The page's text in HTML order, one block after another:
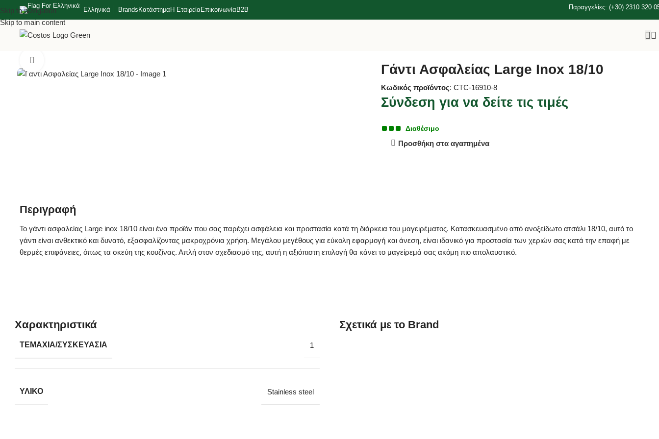
Skip to navigation
Skip to main content
Ελληνικά Brands Κατάστημα Η Εταιρεία Επικοινωνία B2B Παραγγελίες: (+30) 2310 320
Γάντι Ασφαλείας Large Inox 18/10
Κωδικός προϊόντος: CTC-16910-8
Σύνδεση για να δείτε τις τιμές
Διαθέσιμο
Προσθήκη στα αγαπημένα
Περιγραφή
Το γάντι ασφαλείας Large inox 18/10 είναι ένα προϊόν που σας παρέχει ασφάλεια και προστασία κατά τη διάρκεια του μαγειρέματος. Κατασκευασμένο από ανοξείδωτο ατσάλι 18/10, αυτό το
γάντι είναι ανθεκτικό και δυνατό, εξασφαλίζοντας μακροχρόνια χρήση. Μεγάλου μεγέθους για εύκολη εφαρμογή και άνεση, είναι ιδανικό για προστασία των χεριών σας κατά την επαφή με
θερμές επιφάνειες, όπως τα σκεύη της κουζίνας. Απλή στον σχεδιασμό της, αυτή η αξιόπιστη επιλογή θα κάνει το μαγείρεμά σας ακόμη πιο απολαυστικό.
Χαρακτηριστικά
ΤΕΜΆΧΙΑ/ΣΥΣΚΕΥΑΣΊΑ 1
ΥΛΙΚΌ Stainless steel
Σχετικά με το Brand